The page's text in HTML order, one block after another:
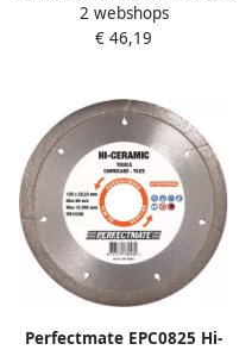
Runtime Diamantblad
gesegmenteerd Ø230mm
2 webshops
€ 46,19
Perfectmate EPC0825 Hi-